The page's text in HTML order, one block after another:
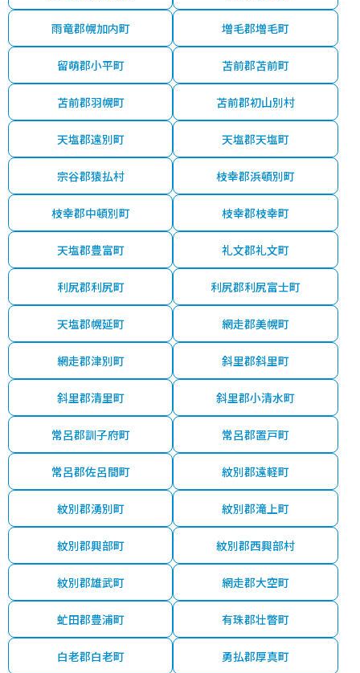
雨竜郡幌加内町 増毛郡増毛町
留萌郡小平町 苫前郡苫前町
苫前郡羽幌町 苫前郡初山別村
天塩郡遠別町 天塩郡天塩町
宗谷郡猿払村 枝幸郡浜頓別町
枝幸郡中頓別町 枝幸郡枝幸町
天塩郡豊富町 礼文郡礼文町
利尻郡利尻町 利尻郡利尻富士町
天塩郡幌延町 網走郡美幌町
網走郡津別町 斜里郡斜里町
斜里郡清里町 斜里郡小清水町
常呂郡訓子府町 常呂郡置戸町
常呂郡佐呂間町 紋別郡遠軽町
紋別郡湧別町 紋別郡滝上町
紋別郡興部町 紋別郡西興部村
紋別郡雄武町 網走郡大空町
虻田郡豊浦町 有珠郡壮瞥町
白老郡白老町 勇払郡厚真町